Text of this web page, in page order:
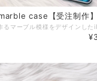
case【受注制作】